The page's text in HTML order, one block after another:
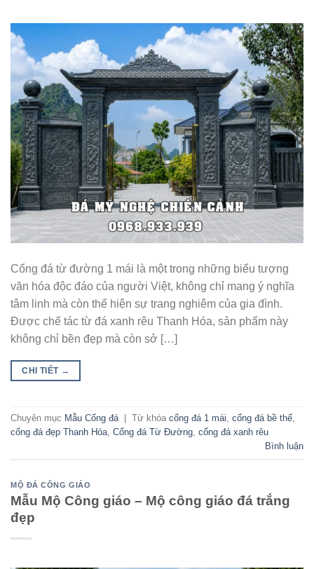
Cổng đá từ đường 1 mái là một trong những biểu tượng
văn hóa độc đáo của người Việt, không chỉ mang ý nghĩa
tâm linh mà còn thể hiện sự trang nghiêm của gia đình.
Được chế tác từ đá xanh rêu Thanh Hóa, sản phẩm này
không chỉ bền đẹp mà còn sở […]
CHI TIẾT →
Chuyên mục Mẫu Cổng đá Từ khóa cổng đá 1 mái, cổng đá bề thế,
cổng đá đẹp Thanh Hóa, Cổng đá Từ Đường, cổng đá xanh rêu
Bình luận
MỘ ĐÁ CÔNG GIÁO
Mẫu Mộ Công giáo – Mộ công giáo đá trắng
đẹp